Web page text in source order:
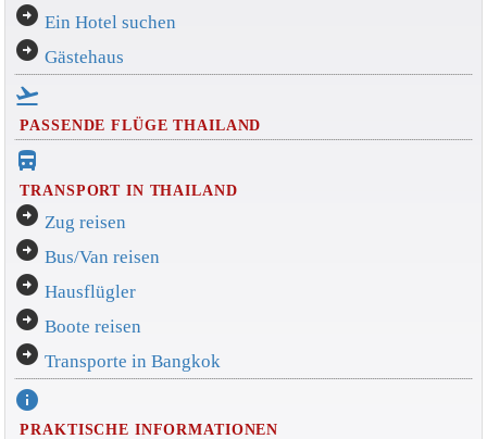
arrow_circle_right Ein Hotel suchen
arrow_circle_right Gästehaus
flight_takeoff
PASSENDE FLÜGE THAILAND
directions_bus_filled
TRANSPORT IN THAILAND
arrow_circle_right Zug reisen
arrow_circle_right Bus/Van reisen
arrow_circle_right Hausflügler
arrow_circle_right Boote reisen
arrow_circle_right Transporte in Bangkok
info
PRAKTISCHE INFORMATIONEN